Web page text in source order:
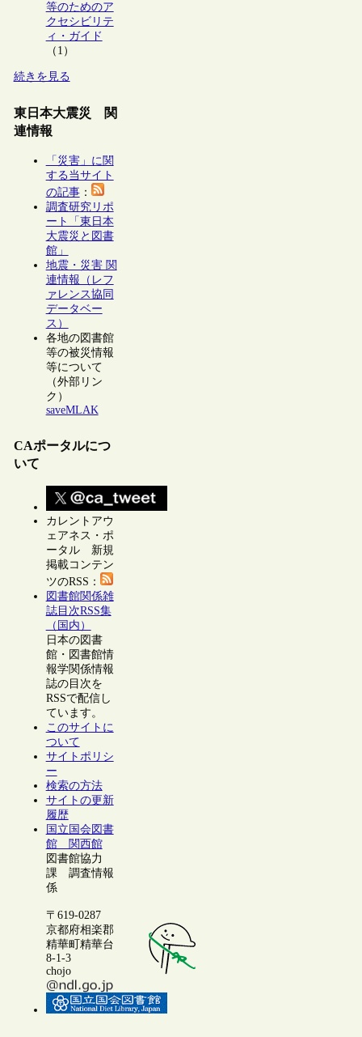
等のためのア
クセシビリテ
ィ・ガイド
（1）
続きを見る
東日本大震災 関
連情報
「災害」に関
する当サイト
の記事：
調査研究リポ
ート「東日本
大震災と図書
館」
地震・災害 関
連情報（レフ
ァレンス協同
データベー
ス）
各地の図書館
等の被災情報
等について
（外部リン
ク）
saveMLAK
CAポータルにつ
いて
カレントアウ
ェアネス・ポ
ータル 新規
掲載コンテン
ツのRSS：
図書館関係雑
誌目次RSS集
（国内）
日本の図書
館・図書館情
報学関係情報
誌の目次を
RSSで配信し
ています。
このサイトに
ついて
サイトポリシ
ー
検索の方法
サイトの更新
履歴
国立国会図書
館 関西館
図書館協力
課 調査情報
係
〒619-0287
京都府相楽郡
精華町精華台
8-1-3
chojo